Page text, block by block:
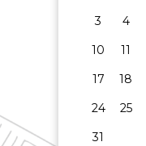
3
4
10
11
17
18
24
25
31